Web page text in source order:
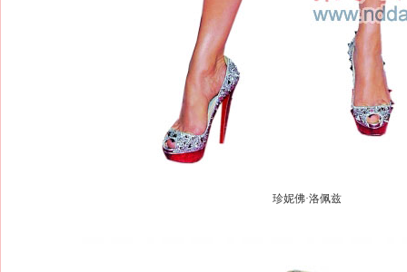
珍妮佛·洛佩兹